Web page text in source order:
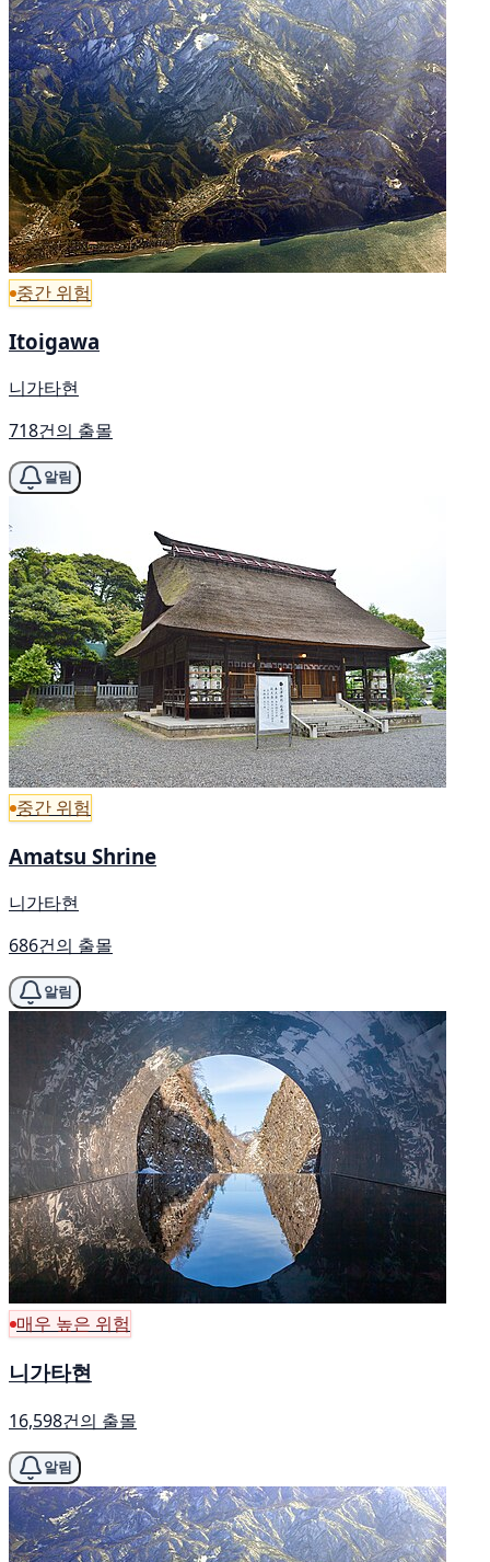
중간 위험
Itoigawa
니가타현
718건의 출몰
알림
중간 위험
Amatsu Shrine
니가타현
686건의 출몰
알림
매우 높은 위험
니가타현
16,598건의 출몰
알림